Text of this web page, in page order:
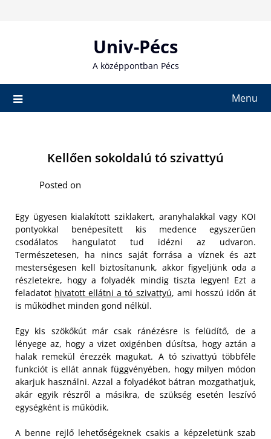
Univ-Pécs
A középpontban Pécs
Menu
Kellően sokoldalú tó szivattyú
Posted on
Egy ügyesen kialakított sziklakert, aranyhalakkal vagy KOI
pontyokkal benépesített kis medence egyszerűen
csodálatos hangulatot tud idézni az udvaron.
Természetesen, ha nincs saját forrása a víznek és azt
mesterségesen kell biztosítanunk, akkor figyeljünk oda a
részletekre, hogy a folyadék mindig tiszta legyen! Ezt a
feladatot hivatott ellátni a tó szivattyú, ami hosszú időn át
is működhet minden gond nélkül.
Egy kis szökőkút már csak ránézésre is felüdítő, de a
lényege az, hogy a vizet oxigénben dúsítsa, hogy aztán a
halak remekül érezzék magukat. A tó szivattyú többféle
funkciót is ellát annak függvényében, hogy milyen módon
akarjuk használni. Azzal a folyadékot bátran mozgathatjuk,
akár egyik részről a másikra, de szükség esetén leszívó
egységként is működik.
A benne rejlő lehetőségeknek csakis a képzeletünk szab